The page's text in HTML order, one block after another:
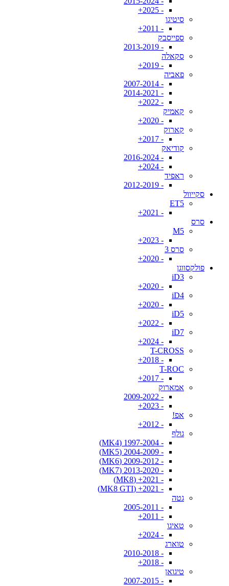
- 2025+
סיטיגו
- 2011+
ספייסבק
- 2013-2019
סקאלה
- 2019+
פאביה
- 2007-2014
- 2014-2021
- 2022+
קאמיק
- 2020+
קארוק
- 2017+
קודיאק
- 2016-2024
- 2024+
ראפיד
- 2012-2019
סקייוול
ET5
- 2021+
סרס
M5
- 2023+
סרס 3
- 2020+
פולקסווגן
iD3
- 2020+
iD4
- 2020+
iD5
- 2022+
iD7
- 2024+
T-CROSS
- 2018+
T-ROC
- 2017+
אמארוק
- 2009-2022
- 2023+
אפ!
- 2012+
גולף
- 1997-2004 (MK4)
- 2004-2009 (MK5)
- 2009-2012 (MK6)
- 2013-2020 (MK7)
- 2021+ (MK8)
- 2021+ (MK8 GTI)
גטה
- 2005-2011
- 2011+
טאיגו
- 2024+
טוארג
- 2010-2018
- 2018+
טיגואן
- 2007-2015